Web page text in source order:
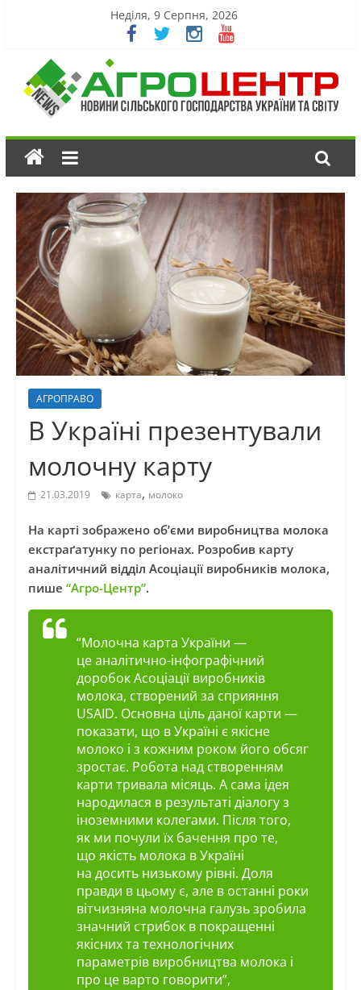
Неділя, 9 Серпня, 2026
АГРОПРАВО
В Україні презентували
молочну карту
21.03.2019 карта, молоко
На карті зображено об’єми виробництва молока
екстраґатунку по регіонах. Розробив карту
аналітичний відділ Асоціації виробників молока,
пише “Агро-Центр”.
“Молочна карта України —
це аналітично-інфографічний
доробок Асоціації виробників
молока, створений за сприяння
USAID. Основна ціль даної карти —
показати, що в Україні є якісне
молоко і з кожним роком його обсяг
зростає. Робота над створенням
карти тривала місяць. А сама ідея
народилася в результаті діалогу з
іноземними колегами. Після того,
як ми почули їх бачення про те,
що якість молока в Україні
на досить низькому рівні. Доля
правди в цьому є, але в останні роки
вітчизняна молочна галузь зробила
значний стрибок в покращенні
якісних та технологічних
параметрів виробництва молока і
про це варто говорити”,